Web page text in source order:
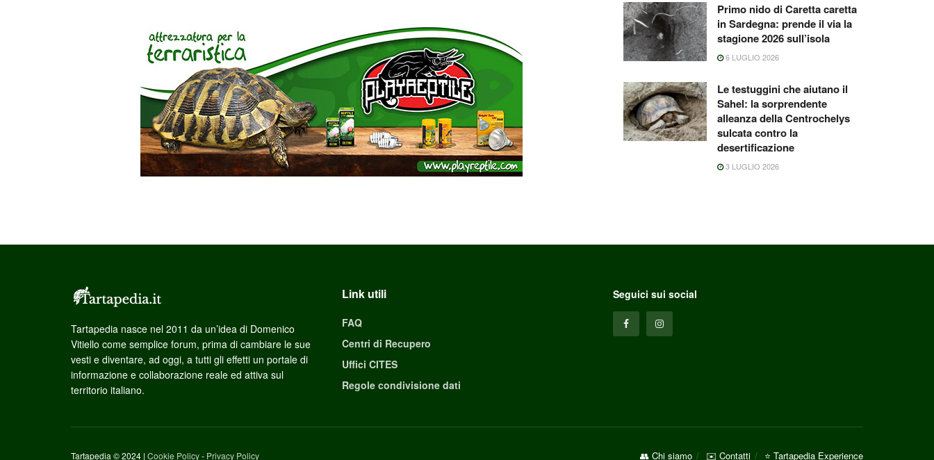
Primo nido di Caretta caretta
in Sardegna: prende il via la
stagione 2026 sull’isola
6 LUGLIO 2026
Le testuggini che aiutano il
Sahel: la sorprendente
alleanza della Centrochelys
sulcata contro la
desertificazione
3 LUGLIO 2026
Tartapedia nasce nel 2011 da un’idea di Domenico
Vitiello come semplice forum, prima di cambiare le sue
vesti e diventare, ad oggi, a tutti gli effetti un portale di
informazione e collaborazione reale ed attiva sul
territorio italiano.
Link utili
FAQ
Centri di Recupero
Uffici CITES
Regole condivisione dati
Seguici sui social
👥 Chi siamo ✉️ Contatti ⭐ Tartapedia Experience
Tartapedia © 2024 | Cookie Policy- Privacy Policy